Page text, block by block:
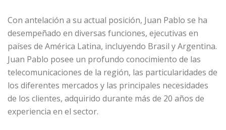
Con antelación a su actual posición, Juan Pablo se ha
desempeñado en diversas funciones, ejecutivas en
países de América Latina, incluyendo Brasil y Argentina.
Juan Pablo posee un profundo conocimiento de las
telecomunicaciones de la región, las particularidades de
los diferentes mercados y las principales necesidades
de los clientes, adquirido durante más de 20 años de
experiencia en el sector.